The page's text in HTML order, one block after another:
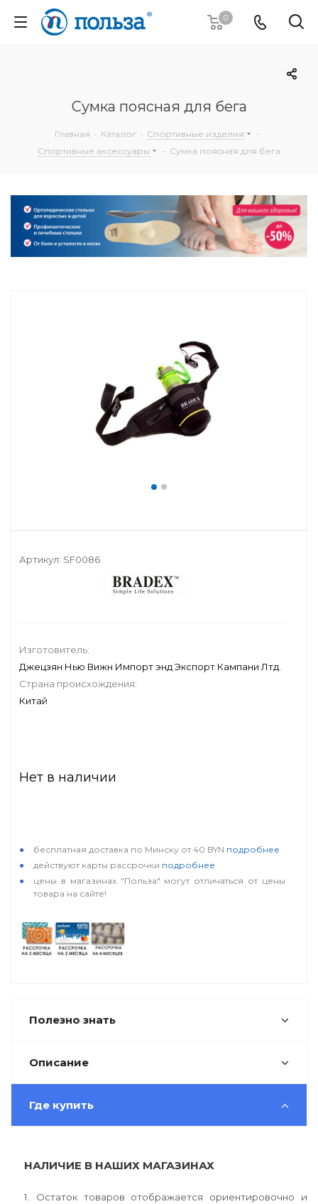
0
Сумка поясная для бега
Главная - Каталог - Спортивные изделия
-
Спортивные аксессуары
- Сумка поясная для бега
Артикул: SF0086
Изготовитель:
Джецзян Нью Вижн Импорт энд Экспорт Кампани Лтд.
Страна происхождения:
Китай
Нет в наличии
бесплатная доставка по Минску от 40 BYN подробнее
действуют карты рассрочки подробнее
цены в магазинах "Польза" могут отличаться от цены
товара на сайте!
Описание
Полезно знать
Где купить
НАЛИЧИЕ В НАШИХ МАГАЗИНАХ
1. Остаток товаров отображается ориентировочно и